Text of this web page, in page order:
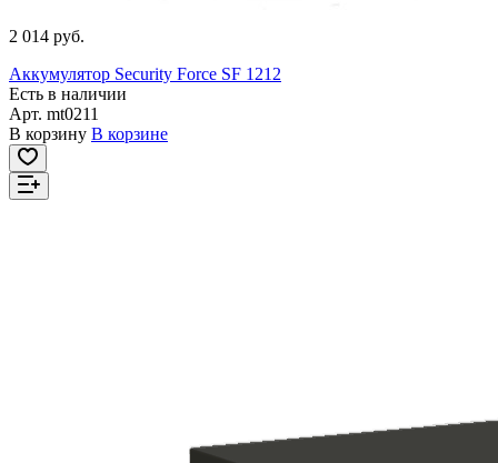
2 014 руб.
Аккумулятор Security Force SF 1212
Есть в наличии
Арт. mt0211
В корзину В корзине